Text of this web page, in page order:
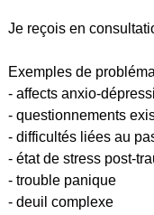
Je reçois en
Exemples de
- affects anxio-
- questionnements
- difficultés liées au
- état de stress post-
- trouble panique
- deuil complexe